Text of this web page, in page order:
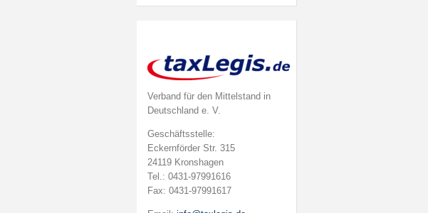
Verband für den Mittelstand in
Deutschland e. V.
Geschäftsstelle:
Eckernförder Str. 315
24119 Kronshagen
Tel.: 0431-97991616
Fax: 0431-97991617